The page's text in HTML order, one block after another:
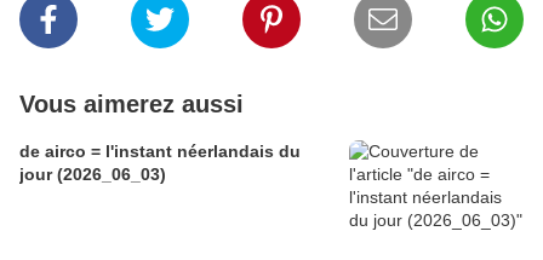
Vous aimerez aussi
de airco = l'instant néerlandais du
jour (2026_06_03)